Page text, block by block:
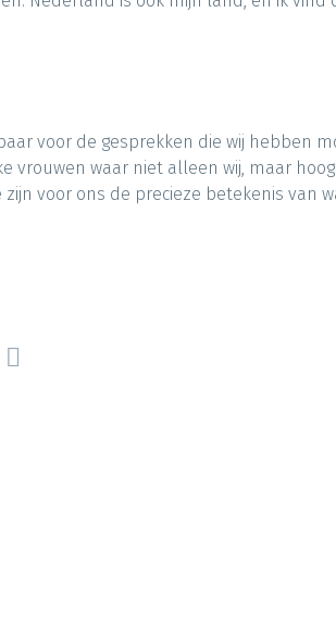
voor de gesprekken die wij hebben
vrouwen waar niet alleen wij, maar
voor ons de precieze betekenis van